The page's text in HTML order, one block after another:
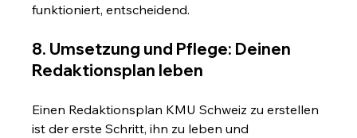
funktioniert, entscheidend.
8. Umsetzung und Pflege: Deinen
Redaktionsplan leben
Einen Redaktionsplan KMU Schweiz zu erstellen
ist der erste Schritt, ihn zu leben und